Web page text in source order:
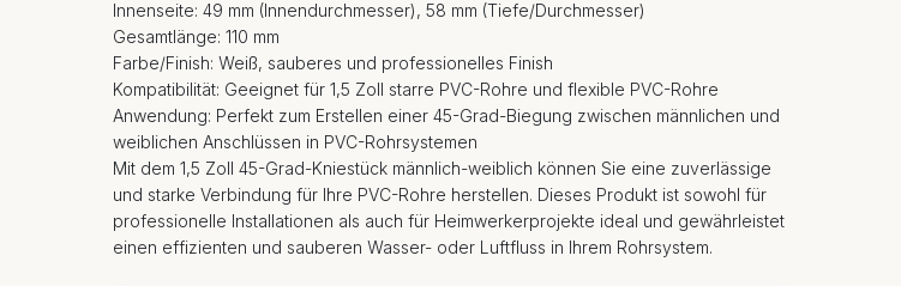
Innenseite: 49 mm (Innendurchmesser), 58 mm (Tiefe/Durchmesser)
Gesamtlänge: 110 mm
Farbe/Finish: Weiß, sauberes und professionelles Finish
Kompatibilität: Geeignet für 1,5 Zoll starre PVC-Rohre und flexible PVC-Rohre
Anwendung: Perfekt zum Erstellen einer 45-Grad-Biegung zwischen männlichen und
weiblichen Anschlüssen in PVC-Rohrsystemen
Mit dem 1,5 Zoll 45-Grad-Kniestück männlich-weiblich können Sie eine zuverlässige
und starke Verbindung für Ihre PVC-Rohre herstellen. Dieses Produkt ist sowohl für
professionelle Installationen als auch für Heimwerkerprojekte ideal und gewährleistet
einen effizienten und sauberen Wasser- oder Luftfluss in Ihrem Rohrsystem.